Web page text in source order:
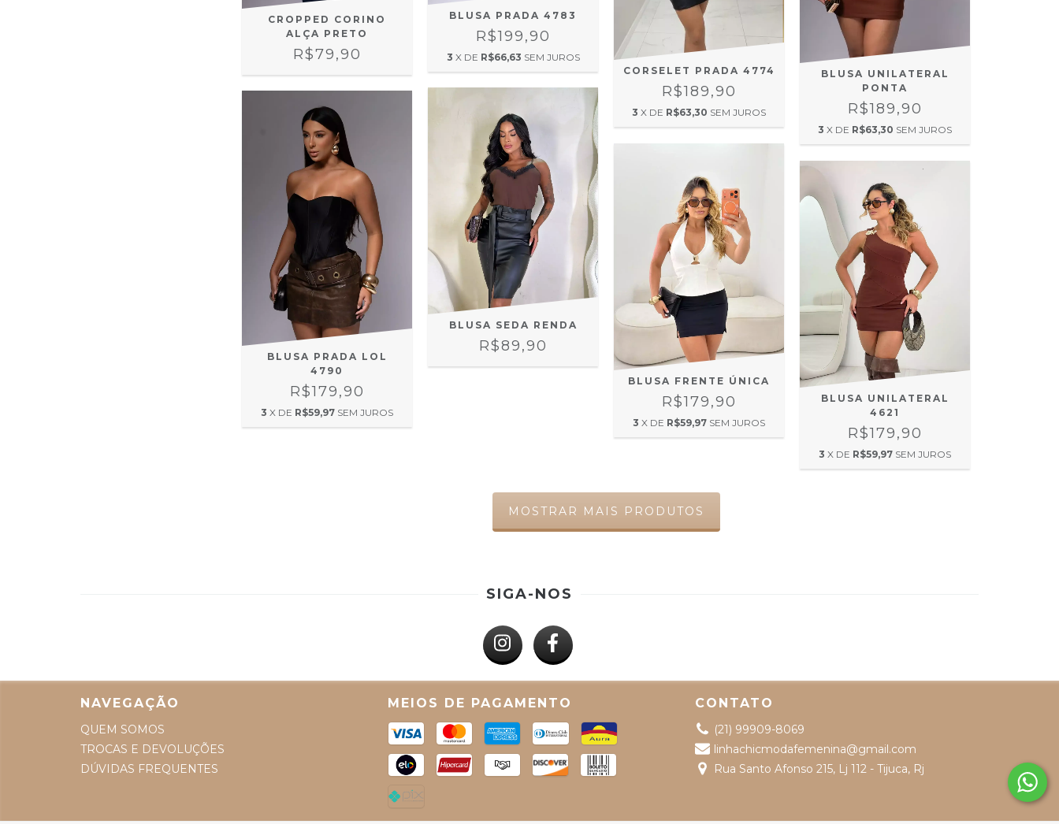
CROPPED CORINO
ALÇA PRETO
R$79,90
BLUSA PRADA 4783
R$199,90
3 X DE R$66,63 SEM JUROS
CORSELET PRADA 4774
R$189,90
3 X DE R$63,30 SEM JUROS
BLUSA UNILATERAL
PONTA
R$189,90
3 X DE R$63,30 SEM JUROS
BLUSA PRADA LOL
4790
R$179,90
3 X DE R$59,97 SEM JUROS
BLUSA SEDA RENDA
R$89,90
BLUSA FRENTE ÚNICA
R$179,90
3 X DE R$59,97 SEM JUROS
BLUSA UNILATERAL
4621
R$179,90
3 X DE R$59,97 SEM JUROS
MOSTRAR MAIS PRODUTOS
SIGA-NOS
NAVEGAÇÃO
QUEM SOMOS
TROCAS E DEVOLUÇÕES
DÚVIDAS FREQUENTES
MEIOS DE PAGAMENTO CONTATO
(21) 99909-8069
linhachicmodafemenina@gmail.com
Rua Santo Afonso 215, Lj 112 - Tijuca, Rj